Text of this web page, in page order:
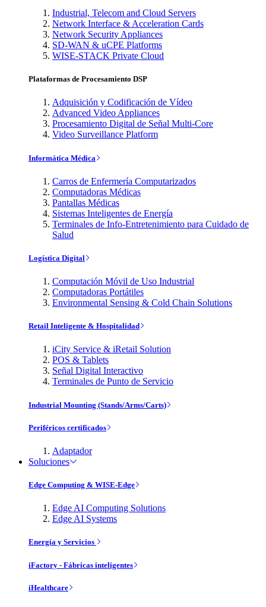
Industrial, Telecom and Cloud Servers
Network Interface & Acceleration Cards
Network Security Appliances
SD-WAN & uCPE Platforms
WISE-STACK Private Cloud
Plataformas de Procesamiento DSP
Adquisición y Codificación de Vídeo
Advanced Video Appliances
Procesamiento Digital de Señal Multi-Core
Video Surveillance Platform
Informática Médica
Carros de Enfermería Computarizados
Computadoras Médicas
Pantallas Médicas
Sistemas Inteligentes de Energía
Terminales de Info-Entretenimiento para Cuidado de
Salud
Logística Digital
Computación Móvil de Uso Industrial
Computadoras Portátiles
Environmental Sensing & Cold Chain Solutions
Retail Inteligente & Hospitalidad
iCity Service & iRetail Solution
POS & Tablets
Señal Digital Interactivo
Terminales de Punto de Servicio
Industrial Mounting (Stands/Arms/Carts)
Periféricos certificados
Adaptador
Soluciones
Edge Computing & WISE-Edge
Edge AI Computing Solutions
Edge AI Systems
Energía y Servicios
iFactory - Fábricas inteligentes
iHealthcare